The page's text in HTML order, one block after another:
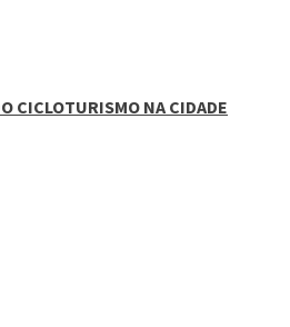
CICLOTURISMO NA CIDADE